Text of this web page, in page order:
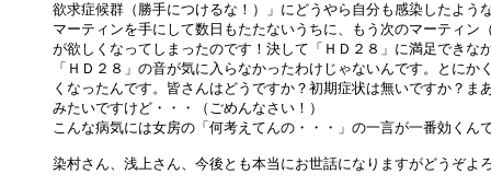
欲求症候群（勝手につけるな！）」にどうやら自分も感染したよう
マーティンを手にして数日もたたないうちに、もう次のマーティン
が欲しくなってしまったのです！決して「ＨＤ２８」に満足できな
「ＨＤ２８」の音が気に入らなかったわけじゃないんです。とにか
くなったんです。皆さんはどうですか？初期症状は無いですか？ま
みたいですけど・・・（ごめんなさい！）
こんな病気には女房の「何考えてんの・・・」の一言が一番効くん